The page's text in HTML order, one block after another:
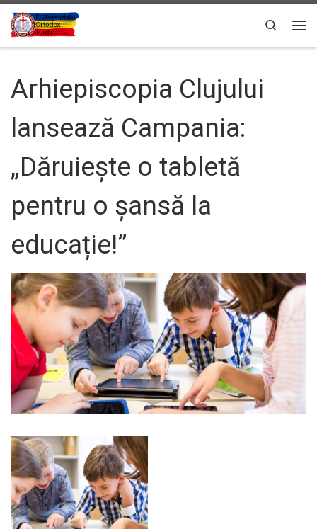
Sari la conținut
Search
Arhiepiscopia Clujului
lansează Campania:
„Dăruiește o tabletă
pentru o șansă la
educație!”